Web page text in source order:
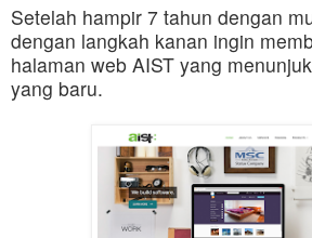
Setelah hampir 7 tahun dengan
dengan langkah kanan ingin
halaman web AIST yang
yang baru.